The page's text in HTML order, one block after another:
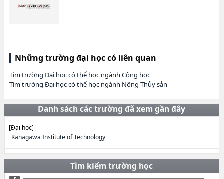
Những trường đại học có liên quan
Tìm trường Đại học có thể học ngành Công học
Tìm trường Đại học có thể học ngành Nông Thủy sản
Danh sách các trường đã xem gần đây
[Đại học]
Kanagawa Institute of Technology
Tìm kiếm trường học